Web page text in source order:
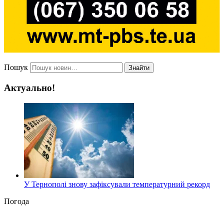
Пошук Знайти
Актуально!
У Тернополі знову зафіксували температурний рекорд
Погода